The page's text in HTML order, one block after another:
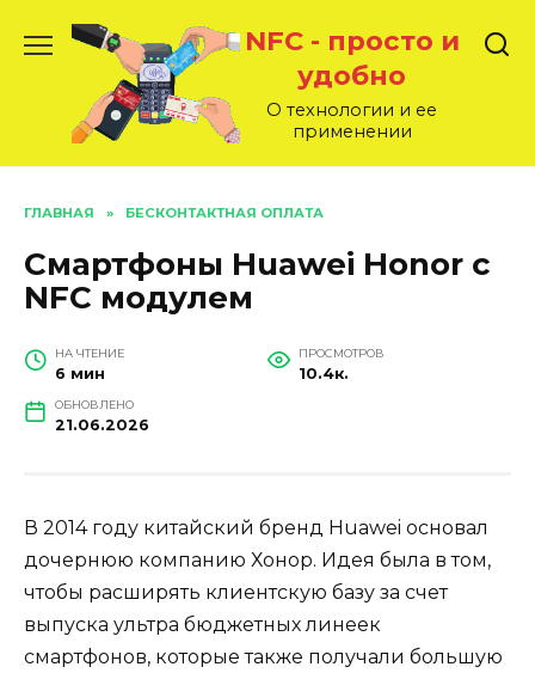
содержанию
NFC - просто и
удобно
О технологии и ее
применении
ГЛАВНАЯ » БЕСКОНТАКТНАЯ ОПЛАТА
Смартфоны Huawei Honor с
NFC модулем
НА ЧТЕНИЕ
6 мин
ПРОСМОТРОВ
10.4к.
ОБНОВЛЕНО
21.06.2026
В 2014 году китайский бренд Huawei основал
дочернюю компанию Хонор. Идея была в том,
чтобы расширять клиентскую базу за счет
выпуска ультра бюджетных линеек
смартфонов, которые также получали большую